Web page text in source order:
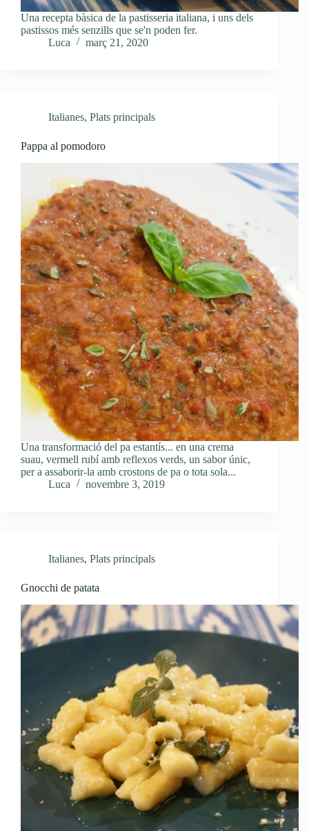
Una recepta bàsica de la pastisseria italiana, i uns dels
pastissos més senzills que se'n poden fer.
Luca
març 21, 2020
Italianes, Plats principals
Pappa al pomodoro
Una transformació del pa estantís... en una crema
suau, vermell rubí amb reflexos verds, un sabor únic,
per a assaborir-la amb crostons de pa o tota sola...
Luca
novembre 3, 2019
Italianes, Plats principals
Gnocchi de patata